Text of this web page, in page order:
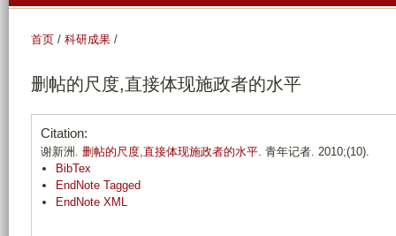
首页 / 科研成果 /
删帖的尺度,直接体现施政者的水平
Citation:
谢新洲. 删帖的尺度,直接体现施政者的水平. 青年记者. 2010;(10).
BibTex
EndNote Tagged
EndNote XML